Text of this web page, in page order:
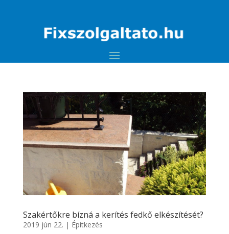
Szakértőkre bízná a kerítés fedkő elkészítését?
2019 jún 22. | Építkezés